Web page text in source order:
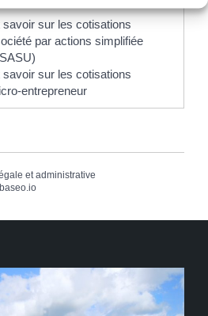
savoir sur les cotisations
par actions simplifiée
savoir sur les cotisations
entrepreneur
et administrative
baseo.io